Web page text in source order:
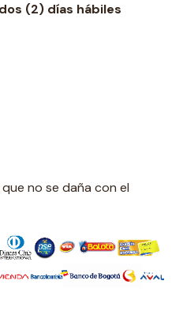
(2) días hábiles
no se daña con el